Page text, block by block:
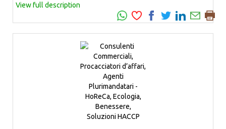
View full description